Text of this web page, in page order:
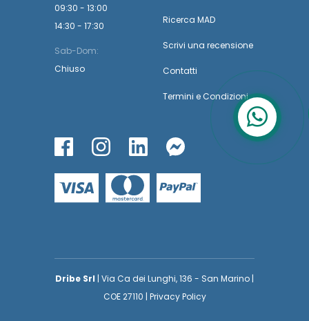
09:30 - 13:00
14:30 - 17:30
Sab-Dom:
Chiuso
Ricerca MAD
Scrivi una recensione
Contatti
Termini e Condizioni
Dribe Srl | Via Ca dei Lunghi, 136 - San Marino |
COE 27110 | Privacy Policy